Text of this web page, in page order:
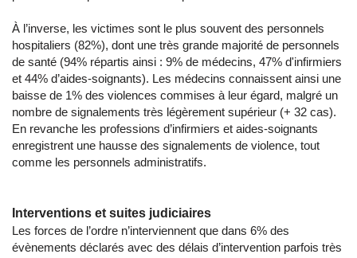
À l’inverse, les victimes sont le plus souvent des personnels
hospitaliers (82%), dont une très grande majorité de personnels
de santé (94% répartis ainsi : 9% de médecins, 47% d'infirmiers
et 44% d’aides-soignants). Les médecins connaissent ainsi une
baisse de 1% des violences commises à leur égard, malgré un
nombre de signalements très légèrement supérieur (+ 32 cas).
En revanche les professions d’infirmiers et aides-soignants
enregistrent une hausse des signalements de violence, tout
comme les personnels administratifs.
Interventions et suites judiciaires
Les forces de l’ordre n’interviennent que dans 6% des
évènements déclarés avec des délais d’intervention parfois très